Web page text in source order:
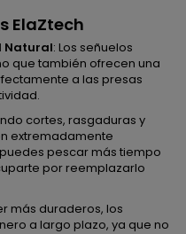
ElaZtech
Natural: Los señuelos
que también ofrecen una
a las presas
cortes, rasgaduras y
extremadamente
pescar más tiempo
por reemplazarlo
más duraderos, los
a largo plazo, ya que no